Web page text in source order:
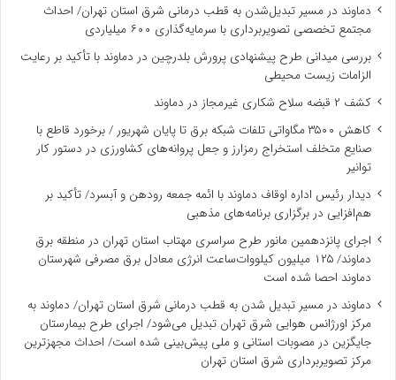
دماوند در مسیر تبدیل‌شدن به قطب درمانی شرق استان تهران/ احداث
مجتمع تخصصی تصویربرداری با سرمایه‌گذاری ۶۰۰ میلیاردی
بررسی میدانی طرح پیشنهادی پرورش بلدرچین در دماوند با تأکید بر رعایت
الزامات زیست ‌محیطی
کشف ۲ قبضه سلاح شکاری غیرمجاز در دماوند
کاهش ۳۵۰۰ مگاواتی تلفات شبکه برق تا پایان شهریور / برخورد قاطع با
صنایع متخلف استخراج رمزارز و جعل پروانه‌های کشاورزی در دستور کار
توانیر
دیدار رئیس اداره اوقاف دماوند با ائمه جمعه رودهن و آبسرد/ تأکید بر
هم‌افزایی در برگزاری برنامه‌های مذهبی
اجرای پانزدهمین مانور طرح سراسری مهتاب استان تهران در منطقه برق
دماوند/ ۱۲۵ میلیون کیلووات‌ساعت انرژی معادل برق مصرفی شهرستان
دماوند احصا شده است
دماوند در مسیر تبدیل شدن به قطب درمانی شرق استان تهران/ دماوند به
مرکز اورژانس هوایی شرق تهران تبدیل می‌شود/ اجرای طرح بیمارستان
جایگزین در مصوبات استانی و ملی پیش‌بینی شده است/ احداث مجهزترین
مرکز تصویربرداری شرق استان تهران